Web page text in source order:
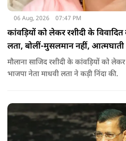
06 Aug, 2026 07:47 PM
कांवड़ियों को लेकर रशीदी के
लता, बोलीं-मुसलमान नहीं,
मौलाना साजिद रशीदी के कांवड़ियों को
भाजपा नेता माधवी लता ने कड़ी निंदा की.